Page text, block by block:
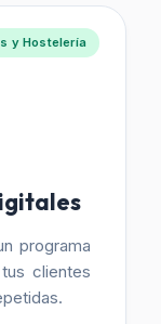
y Hostelería
programa
clientes